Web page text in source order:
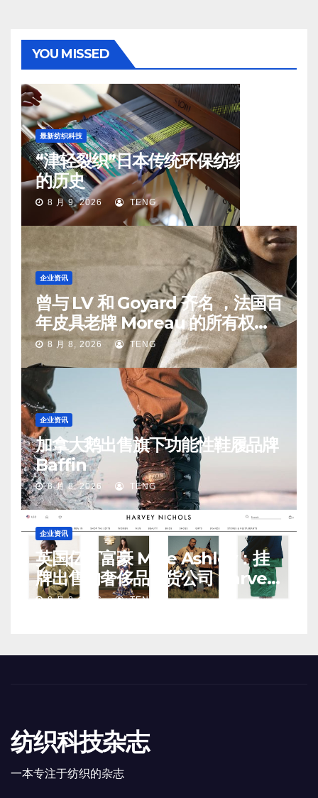
YOU MISSED
最新纺织科技
“津轻裂织”日本传统环保纺织工艺
的历史
8 月 9, 2026 TENG
企业资讯
曾与 LV 和 Goyard 齐名 ，法国百
年皮具老牌 Moreau 的所有权易
手8 月 8, 2026 TENG
企业资讯
加拿大鹅出售旗下功能性鞋履品牌
Baffin
8 月 8, 2026 TENG
企业资讯
英国亿万富豪 Mike Ashley：挂
牌出售的奢侈品百货公司 Harvey
Nichols 正陷入“死亡螺旋”
8 月 8, 2026 TENG
纺织科技杂志
一本专注于纺织的杂志